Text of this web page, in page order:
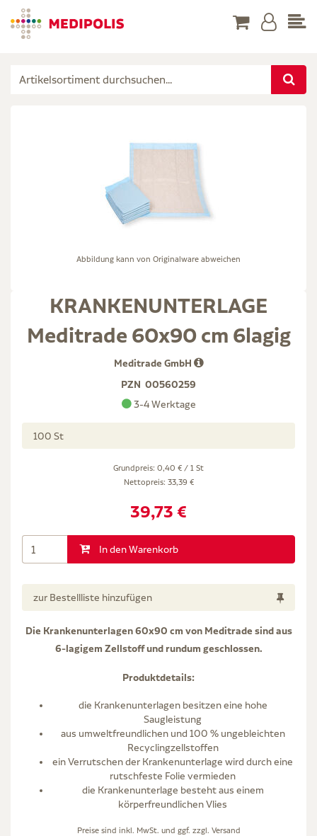
Abbildung kann von Originalware abweichen
KRANKENUNTERLAGE
Meditrade 60x90 cm 6lagig
Meditrade GmbH
PZN 00560259
3-4 Werktage
100 St
Grundpreis: 0,40 € / 1 St
Nettopreis: 33,39 €
39,73 €
In den Warenkorb
zur Bestellliste hinzufügen
Die Krankenunterlagen 60x90 cm von Meditrade sind aus
6-lagigem Zellstoff und rundum geschlossen.
Produktdetails:
die Krankenunterlagen besitzen eine hohe
Saugleistung
aus umweltfreundlichen und 100 % ungebleichten
Recyclingzellstoffen
ein Verrutschen der Krankenunterlage wird durch eine
rutschfeste Folie vermieden
die Krankenunterlage besteht aus einem
körperfreundlichen Vlies
Preise sind inkl. MwSt. und ggf. zzgl. Versand